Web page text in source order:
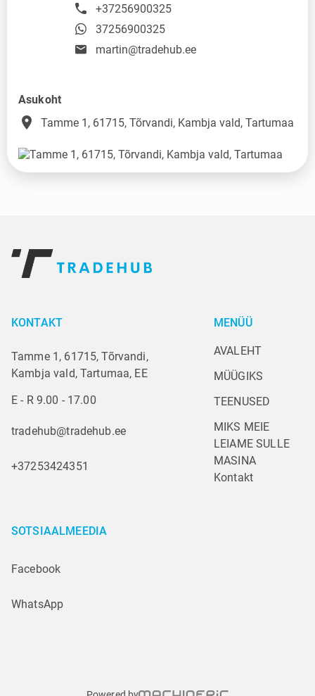
+37256900325
37256900325
martin@tradehub.ee
Asukoht
place Tamme 1, 61715, Tõrvandi, Kambja vald, Tartumaa
KONTAKT
Tamme 1, 61715, Tõrvandi,
Kambja vald, Tartumaa, EE
E - R 9.00 - 17.00
tradehub@tradehub.ee
+37253424351
MENÜÜ
AVALEHT
MÜÜGIKS
TEENUSED
MIKS MEIE
LEIAME SULLE
MASINA
Kontakt
SOTSIAALMEEDIA
Facebook
WhatsApp